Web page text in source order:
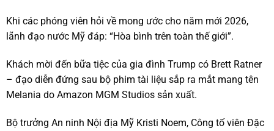
Khi các phóng viên hỏi về mong ước cho năm mới 2026,
lãnh đạo nước Mỹ đáp: “Hòa bình trên toàn thế giới”.
Khách mời đến bữa tiệc của gia đình Trump có Brett Ratner
– đạo diễn đứng sau bộ phim tài liệu sắp ra mắt mang tên
Melania do Amazon MGM Studios sản xuất.
Bộ trưởng An ninh Nội địa Mỹ Kristi Noem, Công tố viên Đặc